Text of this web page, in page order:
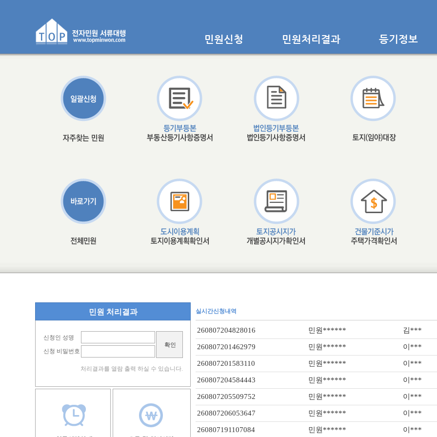
민원 처리결과
신청인 성명
신청 비밀번호
처리결과를 열람 출력 하실 수 있습니다.
실시간신청내역
260807204828016 민원****** 김***
260807201462979 민원****** 이***
260807201583110 민원****** 이***
260807204584443 민원****** 이***
260807205509752 민원****** 이***
260807206053647 민원****** 이***
260807191107084 민원****** 이***